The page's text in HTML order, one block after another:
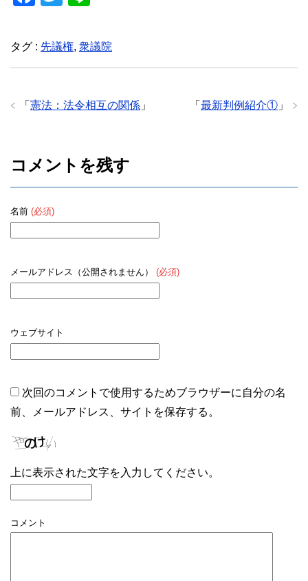
c
e
o
tt
er
e
タグ : 先議権, 衆議院
「 最新判例紹介① 」
「 憲法：法令相互の関係 」
コメントを残す
名前 (必須)
メールアドレス（公開されません） (必須)
ウェブサイト
次回のコメントで使用するためブラウザーに自分の名
前、メールアドレス、サイトを保存する。
上に表示された文字を入力してください。
コメント